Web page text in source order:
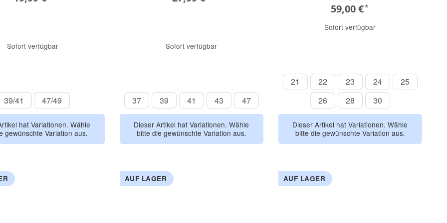
Sofort verfügbar
natur
braun
39/41 39/4147/49
hat Variationen. Wähle
gewünschte Variation aus.
Sofort verfügbar
herbalmeliertrosameliertbraunmeliert
3737 39 41 4343 4747
Dieser Artikel hat Variationen. Wähle
bitte die gewünschte Variation aus.
59,00 €*
Sofort verfügbar
BEIGE LEO
21
22 2323 2424 2525
2626 2828 3030
Dieser Artikel hat Variationen. Wähle
bitte die gewünschte Variation aus.
AUF LAGER AUF LAGER